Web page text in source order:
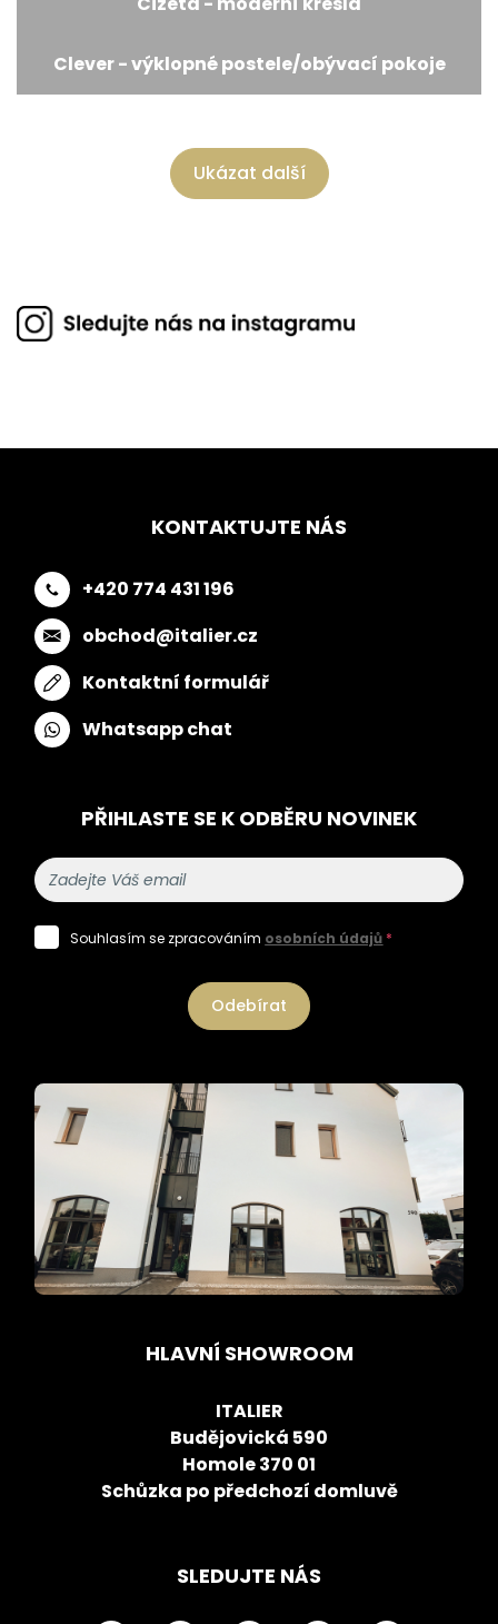
Clever - výklopné postele/obývací pokoje
Ukázat další
KONTAKTUJTE NÁS
+420 774 431 196
obchod@italier.cz
Kontaktní formulář
Whatsapp chat
PŘIHLASTE SE K ODBĚRU NOVINEK
Souhlasím se zpracováním osobních údajů *
Odebírat
HLAVNÍ SHOWROOM
ITALIER
Budějovická 590
Homole 370 01
Schůzka po předchozí domluvě
SLEDUJTE NÁS